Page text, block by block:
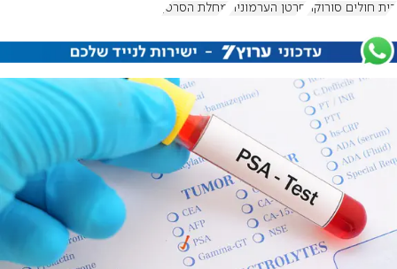
בית חולים סורוקה סרטן הערמונית מחלת הסרטן